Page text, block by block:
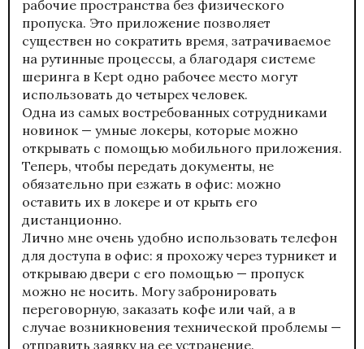
рабочие пространства без физического
пропуска. Это приложение позволяет
существен но сократить время, затрачиваемое
на рутинные процессы, а благодаря системе
шеринга в Kept одно рабочее место могут
использовать до четырех человек.
Одна из самых востребованных сотрудниками
новинок — умные локеры, которые можно
открывать с помощью мобильного приложения.
Теперь, чтобы передать документы, не
обязательно при езжать в офис: можно
оставить их в локере и от крыть его
дистанционно.
Лично мне очень удобно использовать телефон
для доступа в офис: я прохожу через турникет и
открываю двери с его помощью — пропуск
можно не носить. Могу забронировать
переговорную, заказать кофе или чай, а в
случае возникновения технической проблемы —
отправить заявку на ее устранение.